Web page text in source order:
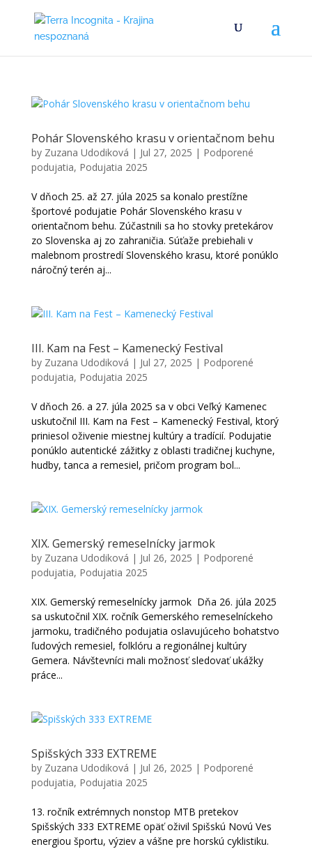
Pohár Slovenského krasu v orientačnom behu
by Zuzana Udodiková | Jul 27, 2025 | Podporené
podujatia, Podujatia 2025
V dňoch 25. až 27. júla 2025 sa konalo prestížne
športové podujatie Pohár Slovenského krasu v
orientačnom behu. Zúčastnili sa ho stovky pretekárov
zo Slovenska aj zo zahraničia. Súťaže prebiehali v
malebnom prostredí Slovenského krasu, ktoré ponúklo
náročný terén aj...
III. Kam na Fest – Kamenecký Festival
by Zuzana Udodiková | Jul 27, 2025 | Podporené
podujatia, Podujatia 2025
V dňoch 26. a 27. júla 2025 sa v obci Veľký Kamenec
uskutočnil III. Kam na Fest – Kamenecký Festival, ktorý
priniesol oživenie miestnej kultúry a tradícií. Podujatie
ponúklo autentické zážitky z oblasti tradičnej kuchyne,
hudby, tanca a remesiel, pričom program bol...
XIX. Gemerský remeselnícky jarmok
by Zuzana Udodiková | Jul 26, 2025 | Podporené
podujatia, Podujatia 2025
XIX. Gemerský remeselnícky jarmok Dňa 26. júla 2025
sa uskutočnil XIX. ročník Gemerského remeselníckeho
jarmoku, tradičného podujatia oslavujúceho bohatstvo
ľudových remesiel, folklóru a regionálnej kultúry
Gemera. Návštevníci mali možnosť sledovať ukážky
práce...
Spišských 333 EXTREME
by Zuzana Udodiková | Jul 26, 2025 | Podporené
podujatia, Podujatia 2025
13. ročník extrémnych nonstop MTB pretekov
Spišských 333 EXTREME opäť oživil Spišskú Novú Ves
energiou športu, výziev a vášne pre horskú cyklistiku.